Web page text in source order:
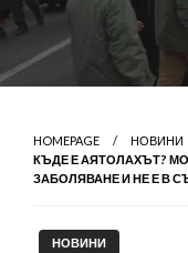
HOMEPAGE
НОВИНИ
КЪДЕ Е АЯТОЛАХЪТ?
ЗАБОЛЯВАНЕ И НЕ Е В
НОВИНИ